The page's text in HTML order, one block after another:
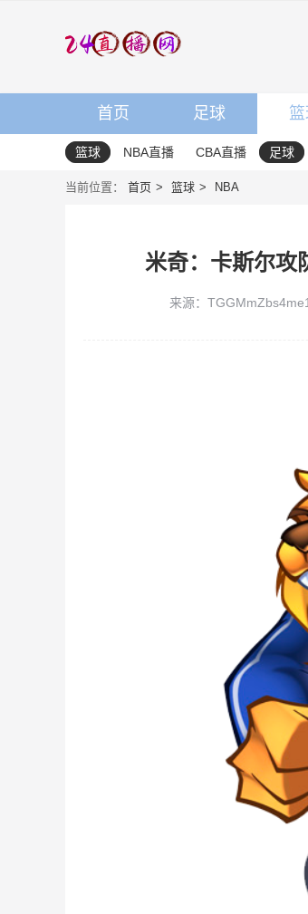
首页 足球
篮球 NBA直播 CBA直播 足球
当前位置： 首页 篮球 NBA
米奇：卡斯尔攻
来源：